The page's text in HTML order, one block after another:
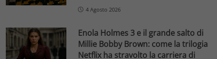
4 Agosto 2026
Enola Holmes 3 e il grande salto di
Millie Bobby Brown: come la trilogia
Netflix ha stravolto la carriera di